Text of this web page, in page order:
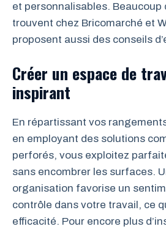
et personnalisables. Beaucoup
trouvent chez Bricomarché et
proposent aussi des conseils
Créer un espace de
inspirant
En répartissant vos
en employant des solutions
perforés, vous exploitez
sans encombrer les surfaces.
organisation favorise un
contrôle dans votre travail, ce
efficacité. Pour encore plus